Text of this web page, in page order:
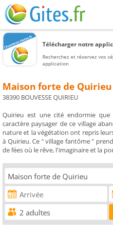
Télécharger notre
Recherchez et réservez vos
application
Maison forte de Quirieu
38390 BOUVESSE QUIRIEU
Quirieu est une cité endormie
caractère paysager de ce village
nature et la végétation ont repris
à Quirieu. Ce " village fantôme "
de fées où le rêve, l'imaginaire et la